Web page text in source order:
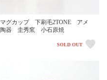
マグカップ 下刷毛2TONE アメ
陶器 圭秀窯 小石原焼
SOLD OUT